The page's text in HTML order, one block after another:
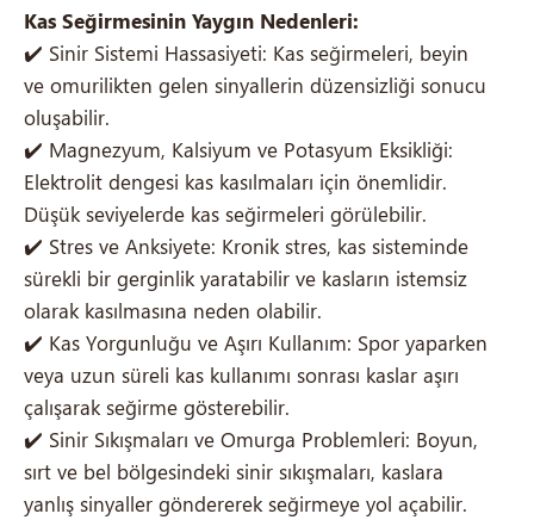
Kas Seğirmesinin Yaygın Nedenleri:
✔️ Sinir Sistemi Hassasiyeti: Kas seğirmeleri, beyin
ve omurilikten gelen sinyallerin düzensizliği sonucu
oluşabilir.
✔️ Magnezyum, Kalsiyum ve Potasyum Eksikliği:
Elektrolit dengesi kas kasılmaları için önemlidir.
Düşük seviyelerde kas seğirmeleri görülebilir.
✔️ Stres ve Anksiyete: Kronik stres, kas sisteminde
sürekli bir gerginlik yaratabilir ve kasların istemsiz
olarak kasılmasına neden olabilir.
✔️ Kas Yorgunluğu ve Aşırı Kullanım: Spor yaparken
veya uzun süreli kas kullanımı sonrası kaslar aşırı
çalışarak seğirme gösterebilir.
✔️ Sinir Sıkışmaları ve Omurga Problemleri: Boyun,
sırt ve bel bölgesindeki sinir sıkışmaları, kaslara
yanlış sinyaller göndererek seğirmeye yol açabilir.